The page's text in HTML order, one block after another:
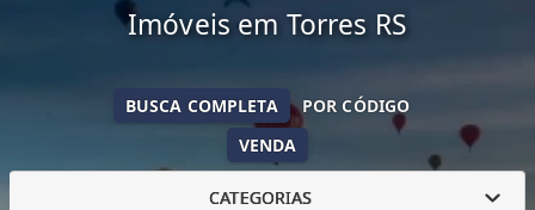
Imóveis em Torres RS
VENDA
BUSCA COMPLETA POR CÓDIGO
CATEGORIAS